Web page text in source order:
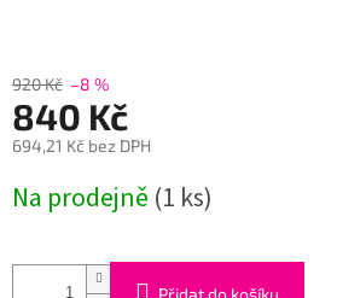
920 Kč –8 %
840 Kč
694,21 Kč bez DPH
cena:
Na prodejně (1 ks)